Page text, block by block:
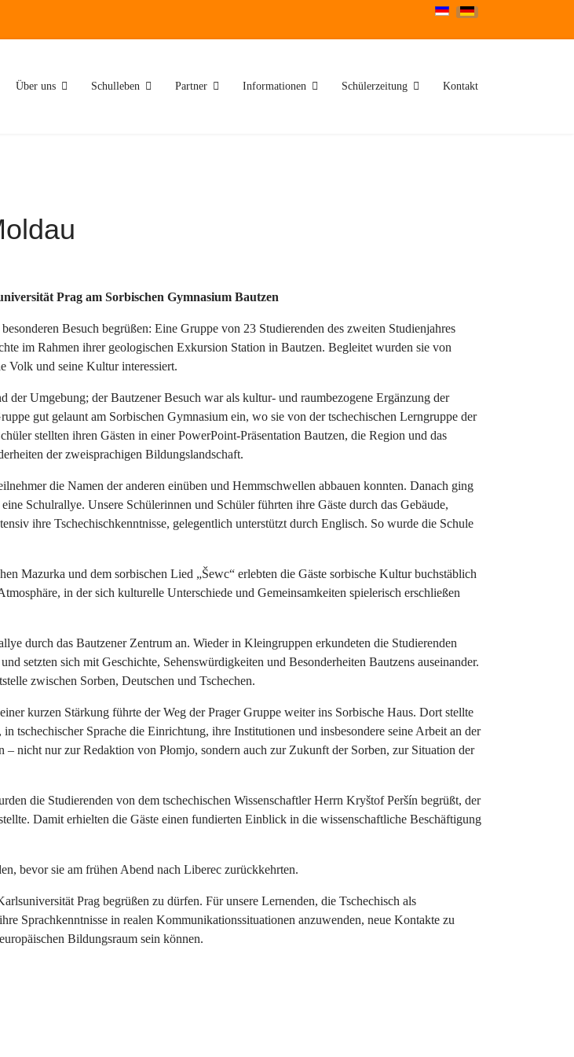
Sprache auswählen
Über uns Schulleben Partner Informationen Schülerzeitung Kontakt
Prag am Sorbischen Gymnasium Bautzen
Besuch begrüßen: Eine Gruppe von 23 Studierenden des zweiten Studienjahres
im Rahmen ihrer geologischen Exkursion Station in Bautzen. Begleitet wurden sie von
Volk und seine Kultur interessiert.
Umgebung; der Bautzener Besuch war als kultur- und raumbezogene Ergänzung der
gut gelaunt am Sorbischen Gymnasium ein, wo sie von der tschechischen Lerngruppe der
stellten ihren Gästen in einer PowerPoint-Präsentation Bautzen, die Region und das
der zweisprachigen Bildungslandschaft.
die Namen der anderen einüben und Hemmschwellen abbauen konnten. Danach ging
Schulrallye. Unsere Schülerinnen und Schüler führten ihre Gäste durch das Gebäude,
ihre Tschechischkenntnisse, gelegentlich unterstützt durch Englisch. So wurde die Schule
Mazurka und dem sorbischen Lied „Šewc“ erlebten die Gäste sorbische Kultur buchstäblich
in der sich kulturelle Unterschiede und Gemeinsamkeiten spielerisch erschließen
durch das Bautzener Zentrum an. Wieder in Kleingruppen erkundeten die Studierenden
setzten sich mit Geschichte, Sehenswürdigkeiten und Besonderheiten Bautzens auseinander.
zwischen Sorben, Deutschen und Tschechen.
kurzen Stärkung führte der Weg der Prager Gruppe weiter ins Sorbische Haus. Dort stellte
tschechischer Sprache die Einrichtung, ihre Institutionen und insbesondere seine Arbeit an der
nicht nur zur Redaktion von Płomjo, sondern auch zur Zukunft der Sorben, zur Situation der
die Studierenden von dem tschechischen Wissenschaftler Herrn Kryštof Peršín begrüßt, der
Damit erhielten die Gäste einen fundierten Einblick in die wissenschaftliche Beschäftigung
bevor sie am frühen Abend nach Liberec zurückkehrten.
Prag begrüßen zu dürfen. Für unsere Lernenden, die Tschechisch als
Sprachkenntnisse in realen Kommunikationssituationen anzuwenden, neue Kontakte zu
Bildungsraum sein können.